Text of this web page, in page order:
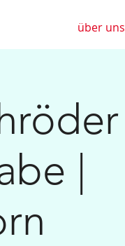
über uns
|